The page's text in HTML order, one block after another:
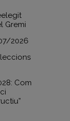
Gremi
2026
Com